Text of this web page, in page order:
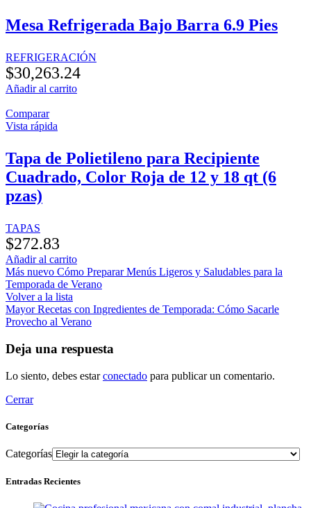
Mesa Refrigerada Bajo Barra 6.9 Pies
REFRIGERACIÓN
$30,263.24
Añadir al carrito
Comparar
Vista rápida
Tapa de Polietileno para Recipiente
Cuadrado, Color Roja de 12 y 18 qt (6
pzas)
TAPAS
$272.83
Añadir al carrito
Más nuevo Cómo Preparar Menús Ligeros y Saludables para la
Temporada de Verano
Volver a la lista
Mayor Recetas con Ingredientes de Temporada: Cómo Sacarle
Provecho al Verano
Deja una respuesta
Lo siento, debes estarconectado para publicar un comentario.
Cerrar
Categorías
Categorías
Entradas Recientes